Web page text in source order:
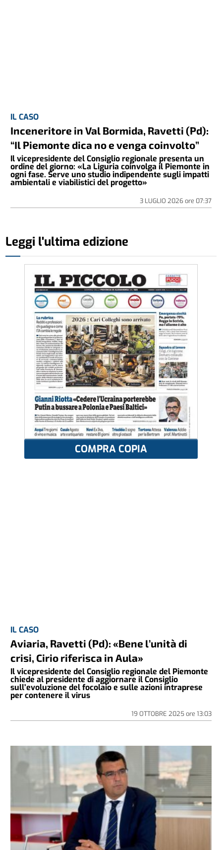
IL CASO
Inceneritore in Val Bormida, Ravetti (Pd):
“Il Piemonte dica no e venga coinvolto”
Il vicepresidente del Consiglio regionale presenta un
ordine del giorno: «La Liguria coinvolga il Piemonte in
ogni fase. Serve uno studio indipendente sugli impatti
ambientali e viabilistici del progetto»
3 LUGLIO 2026ore 07:37
Leggi l'ultima edizione
COMPRA COPIA
IL CASO
Aviaria, Ravetti (Pd): «Bene l’unità di
crisi, Cirio riferisca in Aula»
Il vicepresidente del Consiglio regionale del Piemonte
chiede al presidente di aggiornare il Consiglio
sull’evoluzione del focolaio e sulle azioni intraprese
per contenere il virus
19 OTTOBRE 2025ore 13:03